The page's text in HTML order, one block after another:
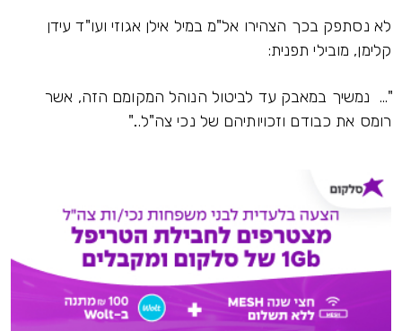
לא נסתפק בכך הצהירו אל"מ במיל אילן אגוזי ועו"ד עידן
קלימן, מובילי תפנית:
"... נמשיך במאבק עד לביטול הנוהל המקומם הזה, אשר
רומס את כבודם וזכויותיהם של נכי צה"ל..."